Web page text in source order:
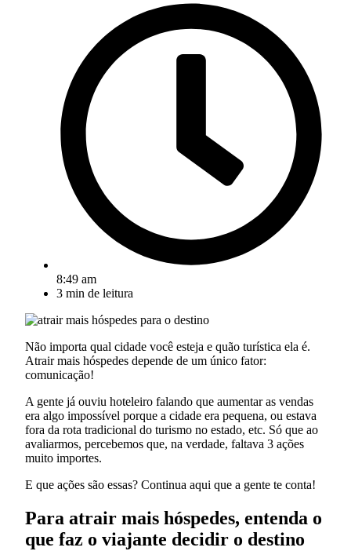
8:49 am
3 min de leitura
Não importa qual cidade você esteja e quão turística ela é.
Atrair mais hóspedes depende de um único fator:
comunicação!
A gente já ouviu hoteleiro falando que aumentar as vendas
era algo impossível porque a cidade era pequena, ou estava
fora da rota tradicional do turismo no estado, etc. Só que ao
avaliarmos, percebemos que, na verdade, faltava 3 ações
muito importes.
E que ações são essas? Continua aqui que a gente te conta!
Para atrair mais hóspedes, entenda o
que faz o viajante decidir o destino